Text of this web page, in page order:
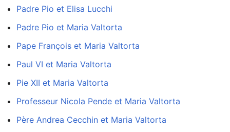
Padre Pio et Elisa Lucchi
Padre Pio et Maria Valtorta
Pape François et Maria Valtorta
Paul VI et Maria Valtorta
Pie XII et Maria Valtorta
Professeur Nicola Pende et Maria Valtorta
Père Andrea Cecchin et Maria Valtorta